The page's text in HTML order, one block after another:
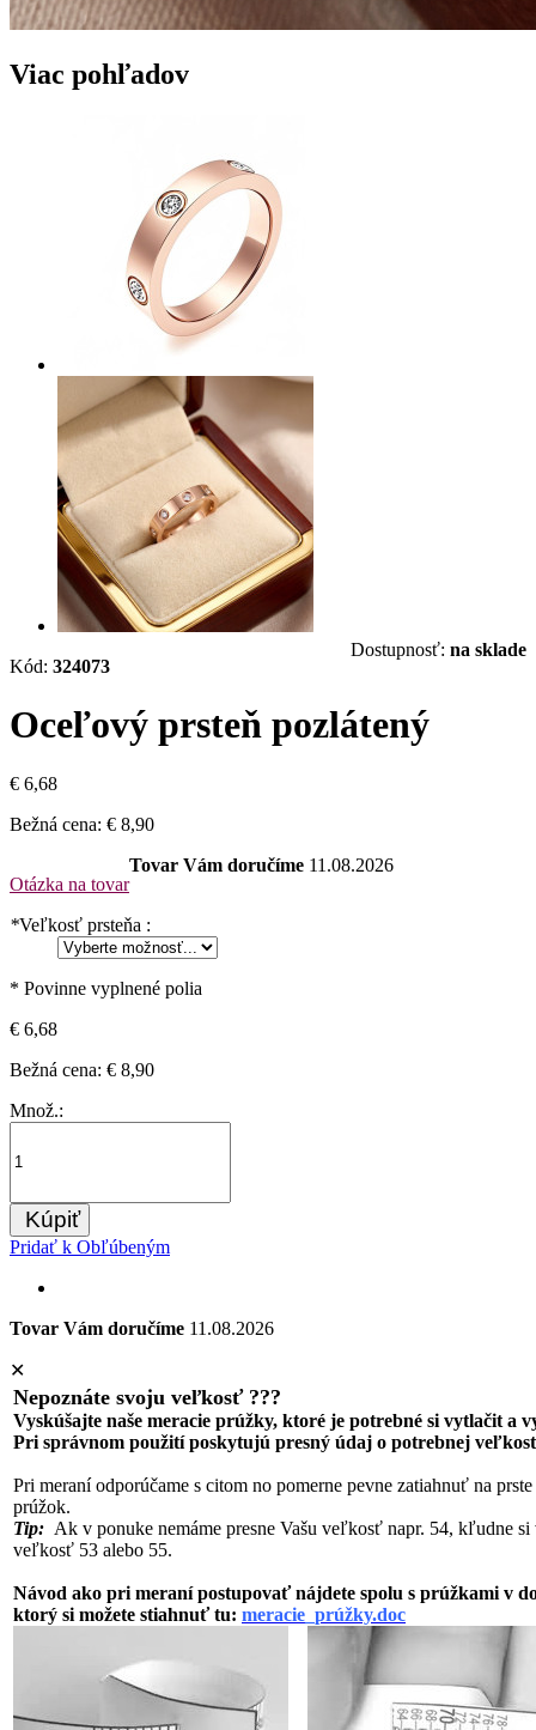
Viac pohľadov
Kód: 324073
Dostupnosť: na sklade
Oceľový prsteň pozlátený
€ 6,68
Bežná cena: € 8,90
Otázka na tovar
Tovar Vám doručíme 11.08.2026
*Veľkosť prsteňa :
* Povinne vyplnené polia
€ 6,68
Bežná cena: € 8,90
Množ.:
Kúpiť
Pridať k Obľúbeným
Tovar Vám doručíme 11.08.2026
✕
Nepoznáte svoju veľkosť ???
Vyskúšajte naše meracie prúžky, ktoré je potrebné si vytlačit a
Pri správnom použití poskytujú presný údaj o potrebnej
Pri meraní odporúčame s citom no pomerne pevne zatiahnuť na
prúžok.
Tip: Ak v ponuke nemáme presne Vašu veľkosť napr. 54, kľudne si
veľkosť 53 alebo 55.
Návod ako pri meraní postupovať nájdete spolu s prúžkami v
ktorý si možete stiahnuť tu: meracie_prúžky.doc